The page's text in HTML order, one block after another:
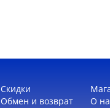
Скидки
Обмен и возврат
О